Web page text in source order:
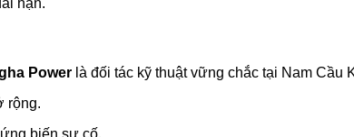
Power là đối tác kỹ thuật vững chắc tại Nam Cầu
rộng.